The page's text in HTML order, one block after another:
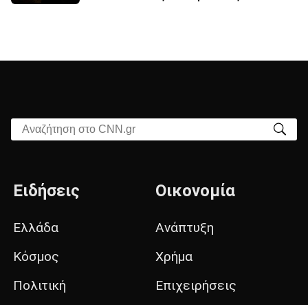
Αναζήτηση στο CNN.gr
Ειδήσεις
Ελλάδα
Κόσμος
Πολιτική
Οικονομία
Ανάπτυξη
Χρήμα
Επιχειρήσεις